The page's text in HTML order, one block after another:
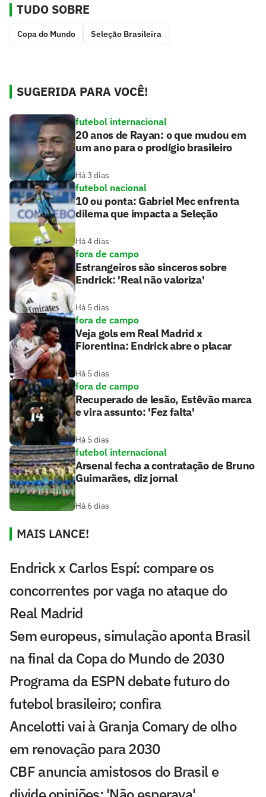
TUDO SOBRE
Copa do Mundo Seleção Brasileira
SUGERIDA PARA VOCÊ!
futebol internacional
20 anos de Rayan: o que mudou em
um ano para o prodígio brasileiro
Há 3 dias
futebol nacional
10 ou ponta: Gabriel Mec enfrenta
dilema que impacta a Seleção
Há 4 dias
fora de campo
Estrangeiros são sinceros sobre
Endrick: 'Real não valoriza'
Há 5 dias
fora de campo
Veja gols em Real Madrid x
Fiorentina: Endrick abre o placar
Há 5 dias
fora de campo
Recuperado de lesão, Estêvão marca
e vira assunto: 'Fez falta'
Há 5 dias
futebol internacional
Arsenal fecha a contratação de Bruno
Guimarães, diz jornal
Há 6 dias
MAIS LANCE!
Endrick x Carlos Espí: compare os
concorrentes por vaga no ataque do
Real Madrid
Sem europeus, simulação aponta Brasil
na final da Copa do Mundo de 2030
Programa da ESPN debate futuro do
futebol brasileiro; confira
Ancelotti vai à Granja Comary de olho
em renovação para 2030
CBF anuncia amistosos do Brasil e